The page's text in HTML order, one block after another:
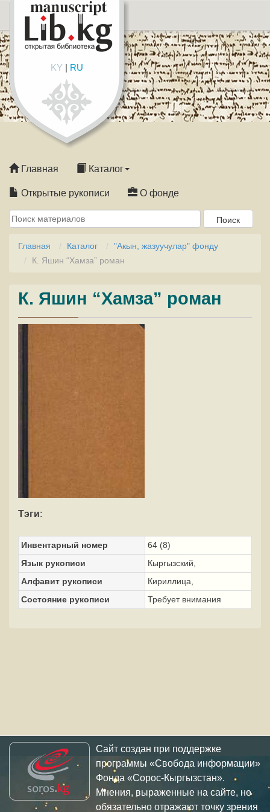
KY| RU
Главная Каталог
Открытые рукописи О фонде
Главная Каталог
"Акын, жазуучулар" фонду
К. Яшин “Хамза” роман
К. Яшин “Хамза” роман
Тэги:
Инвентарный номер
64 (8)
Язык рукописи
Кыргызский,
Алфавит рукописи
Кириллица,
Состояние рукописи
Требует внимания
Сайт создан при поддержке
программы «Свобода информации»
Фонда «Сорос-Кыргызстан».
Мнения, выраженные на сайте, не
обязательно отражают точку зрения